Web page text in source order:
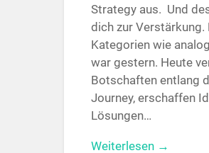
Strategy aus. Und
dich zur Verstärkung.
Kategorien wie
war gestern. Heute
Botschaften entlang
Journey, erschaffen
Lösungen…
Weiterlesen →